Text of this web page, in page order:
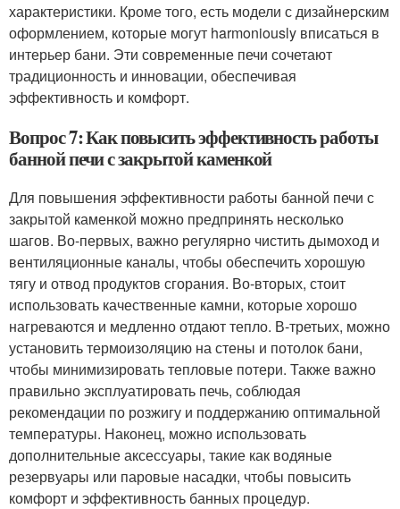
характеристики. Кроме того, есть модели с дизайнерским
оформлением, которые могут harmoniously вписаться в
интерьер бани. Эти современные печи сочетают
традиционность и инновации, обеспечивая
эффективность и комфорт.
Вопрос 7: Как повысить эффективность работы
банной печи с закрытой каменкой
Для повышения эффективности работы банной печи с
закрытой каменкой можно предпринять несколько
шагов. Во-первых, важно регулярно чистить дымоход и
вентиляционные каналы, чтобы обеспечить хорошую
тягу и отвод продуктов сгорания. Во-вторых, стоит
использовать качественные камни, которые хорошо
нагреваются и медленно отдают тепло. В-третьих, можно
установить термоизоляцию на стены и потолок бани,
чтобы минимизировать тепловые потери. Также важно
правильно эксплуатировать печь, соблюдая
рекомендации по розжигу и поддержанию оптимальной
температуры. Наконец, можно использовать
дополнительные аксессуары, такие как водяные
резервуары или паровые насадки, чтобы повысить
комфорт и эффективность банных процедур.